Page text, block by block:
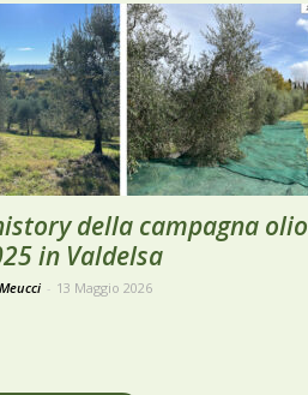
della campagna olio
in Valdelsa
- 13 Maggio 2026